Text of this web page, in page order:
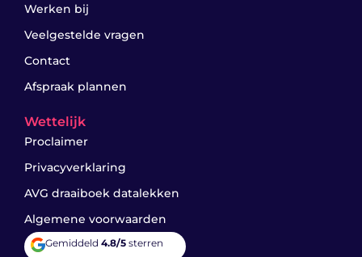
Werken bij
Veelgestelde vragen
Contact
Afspraak plannen
Wettelijk
Proclaimer
Privacyverklaring
AVG draaiboek datalekken
Algemene voorwaarden
Gemiddeld 4.8/5 sterren